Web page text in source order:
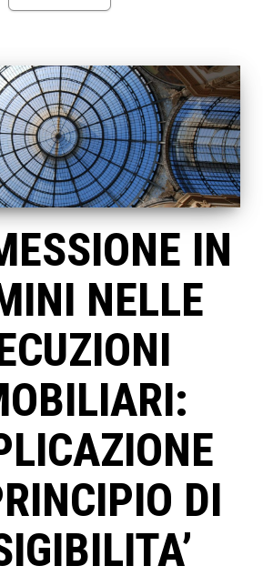
IN
NELLE
DI